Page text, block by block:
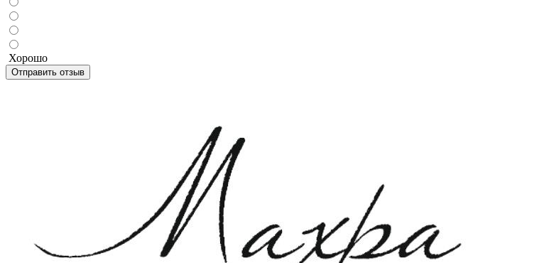
Хорошо
Отправить отзыв